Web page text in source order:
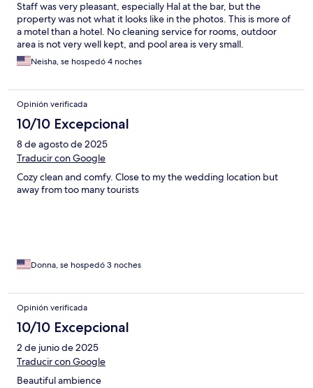
Staff was very pleasant, especially Hal at the bar, but the
property was not what it looks like in the photos. This is more of
a motel than a hotel. No cleaning service for rooms, outdoor
area is not very well kept, and pool area is very small.
Neisha, se hospedó 4 noches
Opinión verificada
10/10 Excepcional
8 de agosto de 2025
Traducir con Google
Cozy clean and comfy. Close to my the wedding location but
away from too many tourists
Donna, se hospedó 3 noches
Opinión verificada
10/10 Excepcional
2 de junio de 2025
Traducir con Google
Beautiful ambience